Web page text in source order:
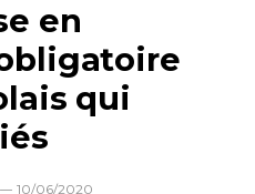
en
qui
10/06/2020